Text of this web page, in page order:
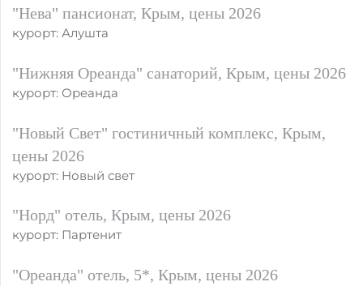
"Нева" пансионат, Крым, цены 2026
курорт: Алушта
"Нижняя Ореанда" санаторий, Крым, цены 2026
курорт: Ореанда
"Новый Свет" гостиничный комплекс, Крым,
цены 2026
курорт: Новый свет
"Норд" отель, Крым, цены 2026
курорт: Партенит
"Ореанда" отель, 5*, Крым, цены 2026